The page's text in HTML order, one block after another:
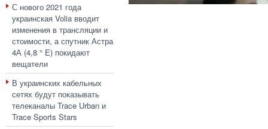
С нового 2021 года
украинская Volia вводит
изменения в трансляции и
стоимости, а спутник Астра
4А (4,8 ° E) покидают
вещатели
В украинских кабельных
сетях будут показывать
телеканалы Trace Urban и
Trace Sports Stars